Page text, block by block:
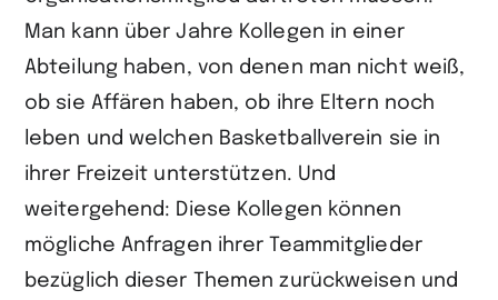
Man kann über Jahre Kollegen in einer
Abteilung haben, von denen man nicht weiß,
ob sie Affären haben, ob ihre Eltern noch
leben und welchen Basketballverein sie in
ihrer Freizeit unterstützen. Und
weitergehend: Diese Kollegen können
mögliche Anfragen ihrer Teammitglieder
bezüglich dieser Themen zurückweisen und